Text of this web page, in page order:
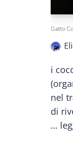
Gatto
i
nel
di
…